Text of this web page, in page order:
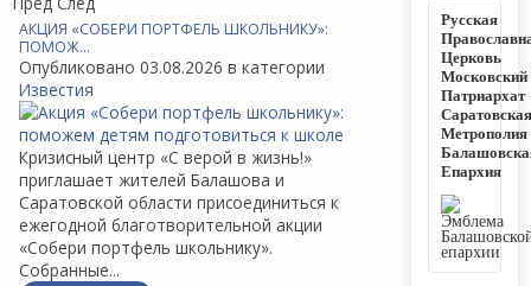
АКЦИЯ «СОБЕРИ ПОРТФЕЛЬ ШКОЛЬНИКУ»:
ПОМОЖ…
Опубликовано 03.08.2026 в категории
Известия
Кризисный центр «С верой в жизнь!»
приглашает жителей Балашова и
Саратовской области присоединиться к
ежегодной благотворительной акции
«Собери портфель школьнику».
Собранные...
Русская
Церковь
Московский
Патриархат
Саратовская
Метрополия
Епархия